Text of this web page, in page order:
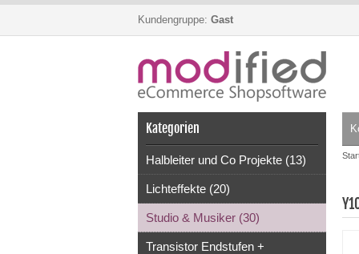
Kundengruppe: Gast
Kategorien
Halbleiter und Co Projekte (13)
Lichteffekte (20)
Studio & Musiker (30)
Transistor Endstufen +